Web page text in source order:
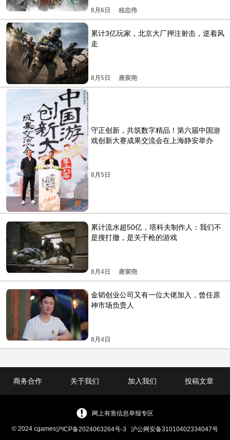
8月6日 桂志伟
累计3亿玩家，北京大厂押注射击，逆着风
走
8月5日 唐宸尧
守正创新，共筑数字精品！第六届中国游
戏创新大赛成果交流会在上海静安举办
8月5日
累计流水超50亿，塔科夫制作人：我们不
是搜打撤，是关于枪的游戏
8月4日 唐宸尧
金韬创业公司又有一位大佬加入，曾任原
神市场负责人
8月4日
商务合作 关于我们 加入我们 投稿文章
网上有害信息举报专区
© 2024 cgames沪ICP备2024063264号-3 沪公网安备31010402334047号